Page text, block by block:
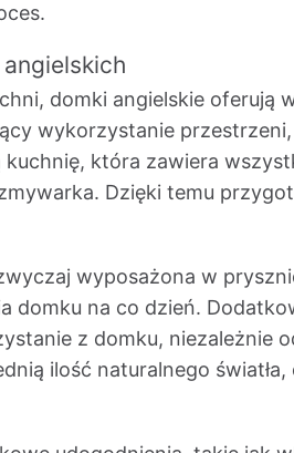
domki angielskie oferują
wykorzystanie
kuchnię, która zawiera
Dzięki temu
wyposażona w
domku na co dzień.
z domku, niezależnie
ilość naturalnego